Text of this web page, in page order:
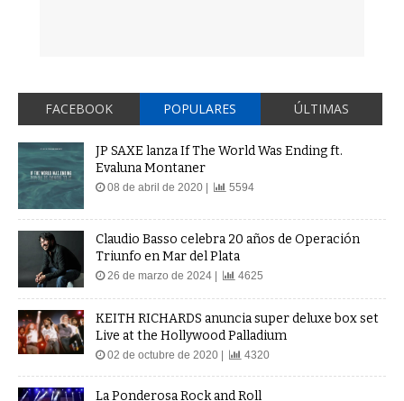
FACEBOOK POPULARES ÚLTIMAS
Evaluna Montaner
08 de abril de 2020 |
Claudio Basso celebra 20 años de Operación
Triunfo en Mar del Plata
26 de marzo de 2024 | 4625
KEITH RICHARDS anuncia super deluxe box set
Live at the Hollywood Palladium
02 de octubre de 2020 | 4320
La Ponderosa Rock and Roll
04 de agosto de 2020 | 4183